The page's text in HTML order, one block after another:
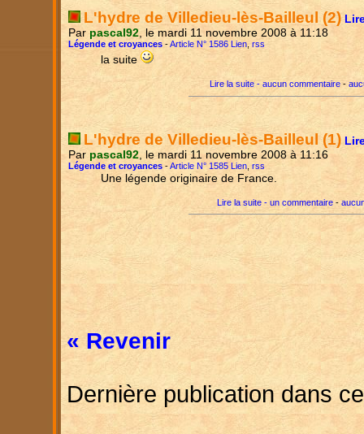
L'hydre de Villedieu-lès-Bailleul (2)
Par pascal92 , le mardi 11 novembre 2008 à 11:18
Légende et croyances -Article N° 1586 Lien rss
la suite
Lire la suite - aucun commentaire -
L'hydre de Villedieu-lès-Bailleul (1)
Par pascal92 , le mardi 11 novembre 2008 à 11:16
Légende et croyances -Article N° 1585 Lien rss
Une légende originaire de France.
Lire la suite - un commentaire -
« Revenir
Dernière publication dans